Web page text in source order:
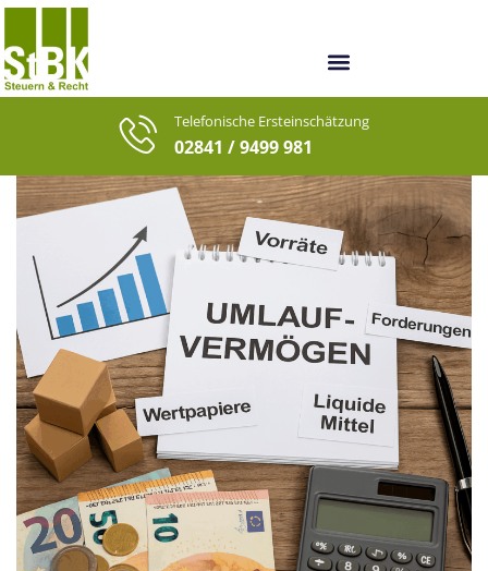
Telefonische Ersteinschätzung
02841 / 9499 981